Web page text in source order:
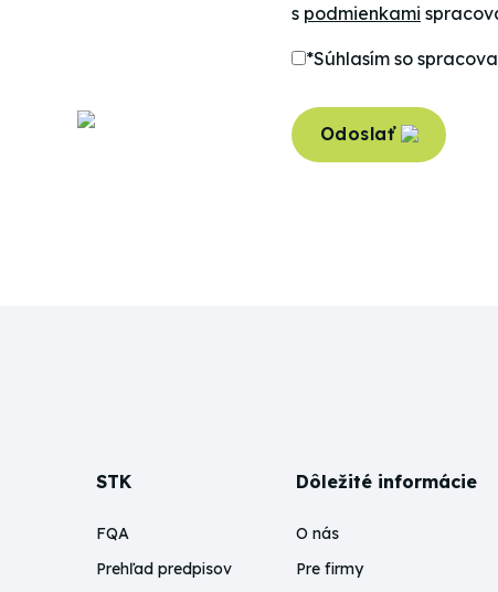
s podmienkami
*Súhlasím so
Odoslať
STK
FQA
Prehľad predpisov
Dôležité informácie
O nás
Pre firmy